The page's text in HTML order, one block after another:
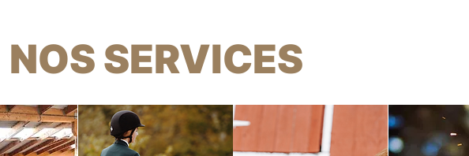
NOS SERVICES